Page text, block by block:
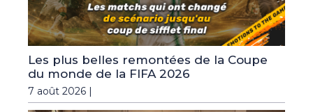
Les plus belles remontées de la Coupe
du monde de la FIFA 2026
7 août 2026 |